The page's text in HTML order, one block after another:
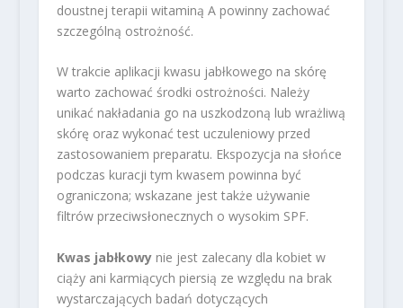
doustnej terapii witaminą A powinny zachować
szczególną ostrożność.
W trakcie aplikacji kwasu jabłkowego na skórę
warto zachować środki ostrożności. Należy
unikać nakładania go na uszkodzoną lub wrażliwą
skórę oraz wykonać test uczuleniowy przed
zastosowaniem preparatu. Ekspozycja na słońce
podczas kuracji tym kwasem powinna być
ograniczona; wskazane jest także używanie
filtrów przeciwsłonecznych o wysokim SPF.
Kwas jabłkowynie jest zalecany dla kobiet w
ciąży ani karmiących piersią ze względu na brak
wystarczających badań dotyczących